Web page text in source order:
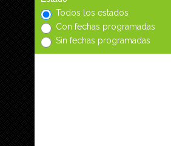
Todos los estados
Con fechas programadas
Sin fechas programadas